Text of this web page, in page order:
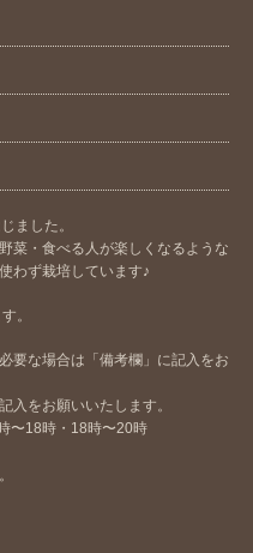
ました。
菜・食べる人が楽しくなるような
わず栽培しています♪
。
要な場合は「備考欄」に記入をお
をお願いいたします。
〜18時・18時〜20時